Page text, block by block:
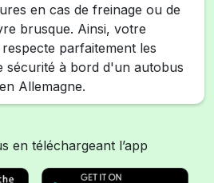
en cas de freinage ou de
brusque. Ainsi, votre
parfaitement les
sécurité à bord d'un autobus
Allemagne.
en téléchargeant l’app